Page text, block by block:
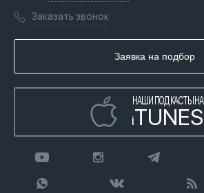
Гражданство ОАЭ
Книги
Инфографика
Лицензии
Агентство недвижимости
Заказать звонок
Заявка на подбор
НАШИ ПОДКАСТЫ НА
iTUNES